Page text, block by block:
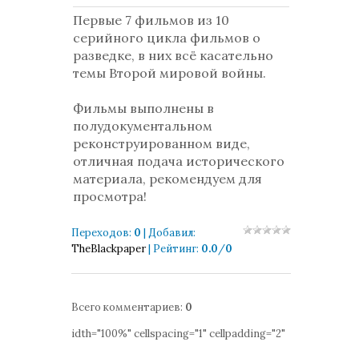
Первые 7 фильмов из 10
серийного цикла фильмов о
разведке, в них всё касательно
темы Второй мировой войны.
Фильмы выполнены в
полудокументальном
реконструированном виде,
отличная подача исторического
материала, рекомендуем для
просмотра!
Переходов: 0 | Добавил:
TheBlackpaper| Рейтинг: 0.0/0
Всего комментариев: 0
idth="100%" cellspacing="1" cellpadding="2"